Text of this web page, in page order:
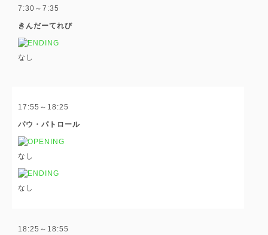
7:30～7:35
きんだーてれび
なし
17:55～18:25
パウ・パトロール
なし
なし
18:25～18:55